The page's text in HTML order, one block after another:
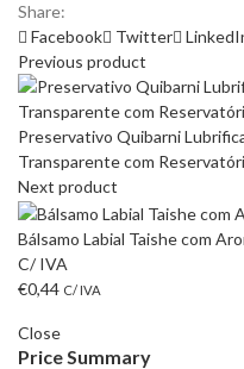
Share:
Facebook
Twitter
Previous product
Preservativo Quibarni
Transparente com
Next product
Bálsamo Labial Taishe com
C/ IVA
€0,44 C/ IVA
Close
Price Summary